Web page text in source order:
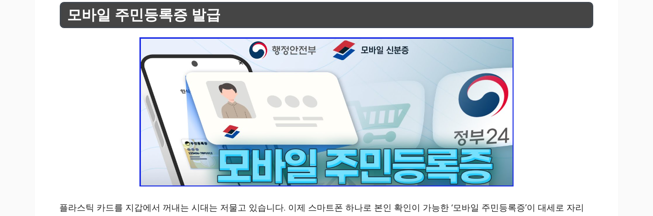
모바일 주민등록증 발급
플라스틱 카드를 지갑에서 꺼내는 시대는 저물고 있습니다. 이제 스마트폰 하나로 본인 확인이 가능한 ‘모바일 주민등록증’이 대세로 자리